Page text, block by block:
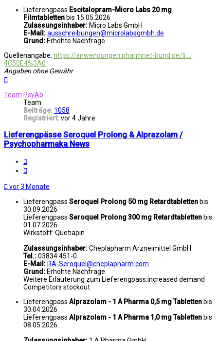
Lieferengpass Escitalopram-Micro Labs 20 mg
Filmtabletten bis 15.05.2026
Zulassungsinhaber: Micro Labs GmbH
E-Mail:ausschreibungen@microlabsgmbh.de
Grund: Erhöhte Nachfrage
Quellenangabe: https://anwendungen.pharmnet-bund.de/li ...
4C50E4%3A0
Angaben ohne Gewähr
Team PsyAb
Team
Beiträge: 1058
Registriert: vor 4 Jahre
Lieferengpässe Seroquel Prolong & Alprazolam /
Psychopharmaka News
vor 3 Monate
Lieferengpass Seroquel Prolong 50 mg Retardtabletten bis
30.09.2026
Lieferengpass Seroquel Prolong 300 mg Retardtabletten bis
01.07.2026
Wirkstoff: Quetiapin
Zulassungsinhaber:Cheplapharm Arzneimittel GmbH
Tel.:03834 451-0
E-Mail: RA-Seroquel@cheplapharm.com
Grund: Erhöhte Nachfrage
Weitere Erläuterung zum Lieferengpass:increased demand
Competitors stockout
Lieferengpass Alprazolam - 1 A Pharma 0,5 mg Tabletten bis
30.04.2026
Lieferengpass Alprazolam - 1 A Pharma 1,0 mg Tabletten bis
08.05.2026